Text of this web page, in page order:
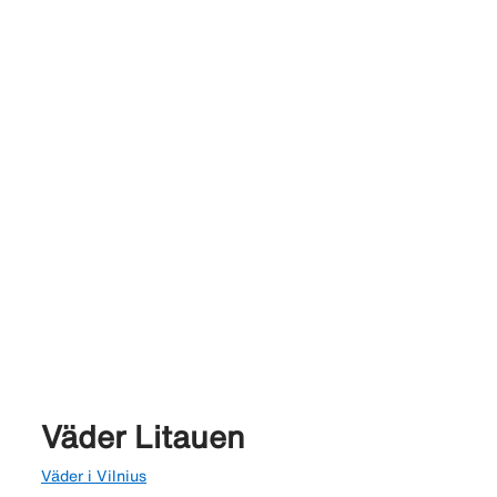
Väder Litauen
Väder i Vilnius